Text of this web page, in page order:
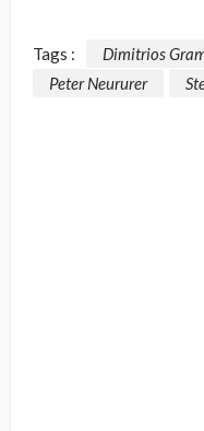
Tags : Dimitrios
Peter Neururer